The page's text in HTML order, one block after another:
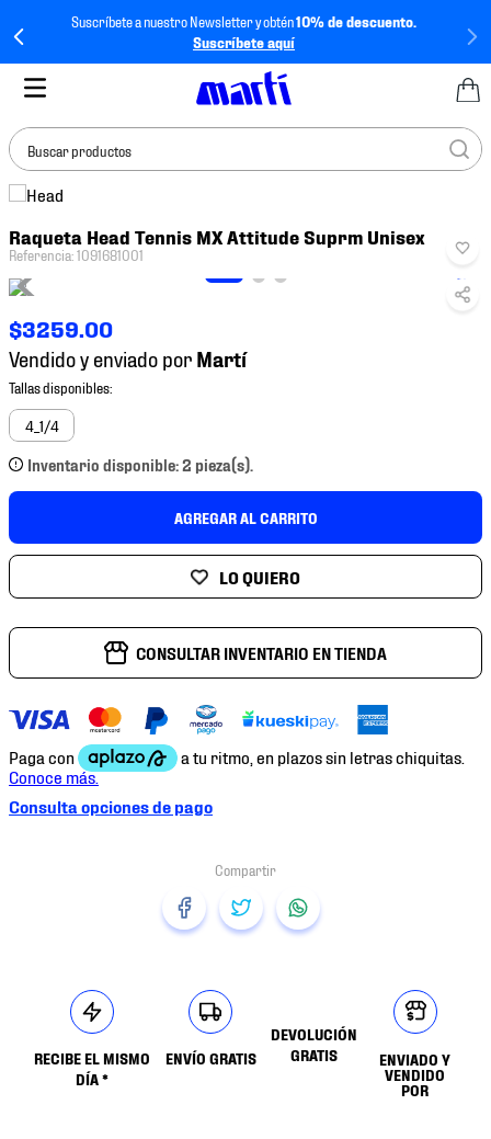
Suscríbete a nuestro Newsletter y obtén10% de descuento.
Suscríbete aquí
Buscar productos
Raqueta Head Tennis MX Attitude Suprm Unisex
Referencia:1091681001
$3259.00
Vendido y enviado por
4_1/4
Inventario disponible: 2 pieza(s).
AGREGAR AL CARRITO
CONSULTAR INVENTARIO EN TIENDA
Consulta opciones de pago
RECIBE EL MISMO
DÍA *
ENVÍO GRATIS
DEVOLUCIÓN
GRATIS
ENVIADO Y
VENDIDO
POR
BUSCADOS
tenis
4.
tenis futbol
5.
jersey
6.
mochila
8.
chivas